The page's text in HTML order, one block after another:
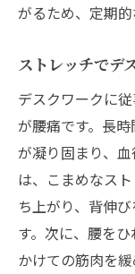
がるため、定期的
ストレッチでデ
デスクワークに
が腰痛です。長
が凝り固まり、
は、こまめなス
ち上がり、背伸
す。次に、腰を
かけての筋肉を